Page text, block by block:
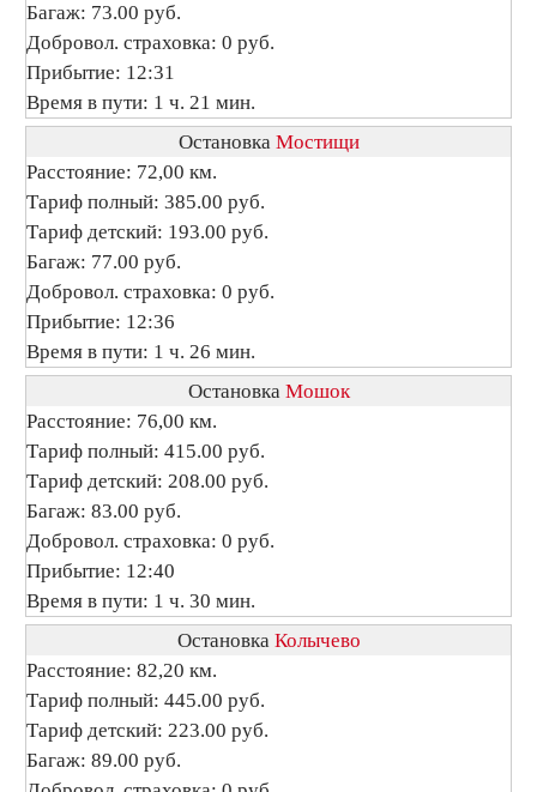
Багаж: 73.00 руб.
Добровол. страховка: 0 руб.
Прибытие: 12:31
Время в пути: 1 ч. 21 мин.
Остановка Мостищи
Расстояние: 72,00 км.
Тариф полный: 385.00 руб.
Тариф детский: 193.00 руб.
Багаж: 77.00 руб.
Добровол. страховка: 0 руб.
Прибытие: 12:36
Время в пути: 1 ч. 26 мин.
Остановка Мошок
Расстояние: 76,00 км.
Тариф полный: 415.00 руб.
Тариф детский: 208.00 руб.
Багаж: 83.00 руб.
Добровол. страховка: 0 руб.
Прибытие: 12:40
Время в пути: 1 ч. 30 мин.
Остановка Колычево
Расстояние: 82,20 км.
Тариф полный: 445.00 руб.
Тариф детский: 223.00 руб.
Багаж: 89.00 руб.